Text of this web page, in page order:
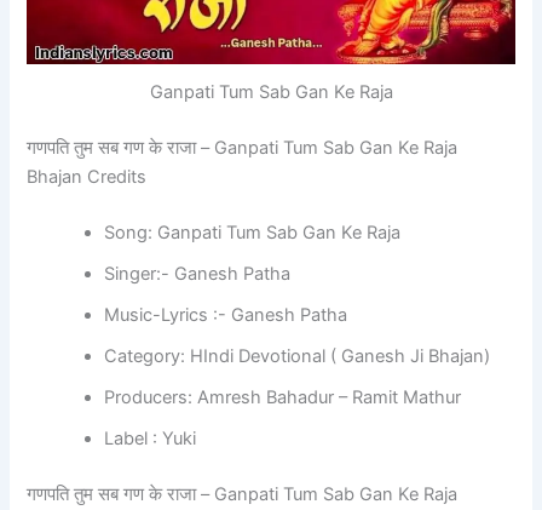
Ganpati Tum Sab Gan Ke Raja
गणपति तुम सब गण के राजा – Ganpati Tum Sab Gan Ke Raja
Bhajan Credits
Song: Ganpati Tum Sab Gan Ke Raja
Singer:- Ganesh Patha
Music-Lyrics :- Ganesh Patha
Category: HIndi Devotional ( Ganesh Ji Bhajan)
Producers: Amresh Bahadur – Ramit Mathur
Label : Yuki
गणपति तुम सब गण के राजा – Ganpati Tum Sab Gan Ke Raja